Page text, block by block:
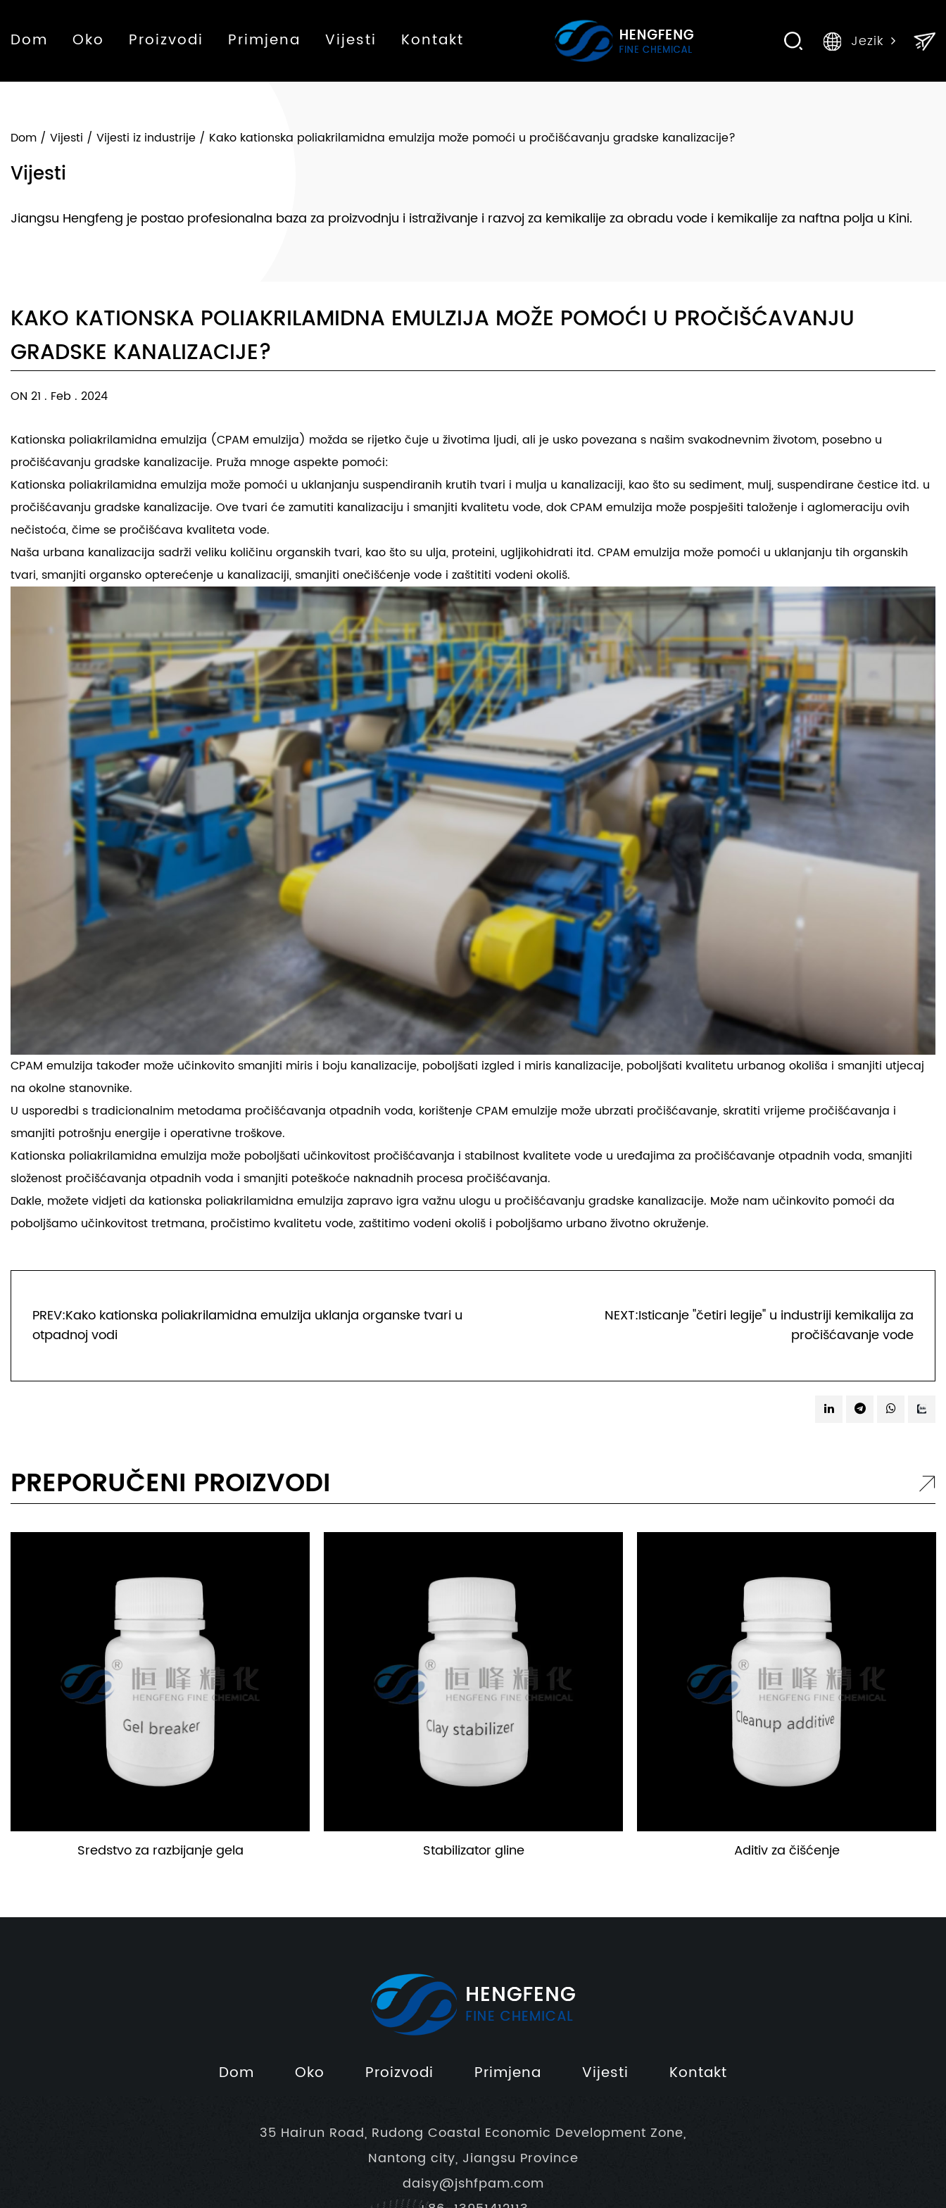
Dom Oko Proizvodi Primjena Vijesti Kontakt Jezik
Dom / Vijesti / Vijesti iz industrije / Kako kationska poliakrilamidna emulzija može pomoći u pročišćavanju gradske kanalizacije?
Vijesti
Jiangsu Hengfeng je postao profesionalna baza za proizvodnju i istraživanje i razvoj za kemikalije za obradu vode i kemikalije za naftna polja u Kini.
KAKO KATIONSKA POLIAKRILAMIDNA EMULZIJA MOŽE POMOĆI U PROČIŠĆAVANJU
GRADSKE KANALIZACIJE?
ON 21 . Feb . 2024
Kationska poliakrilamidna emulzija (CPAM emulzija) možda se rijetko čuje u životima ljudi, ali je usko povezana s našim svakodnevnim životom, posebno u
pročišćavanju gradske kanalizacije. Pruža mnoge aspekte pomoći:
Kationska poliakrilamidna emulzija može pomoći u uklanjanju suspendiranih krutih tvari i mulja u kanalizaciji, kao što su sediment, mulj, suspendirane čestice itd. u
pročišćavanju gradske kanalizacije. Ove tvari će zamutiti kanalizaciju i smanjiti kvalitetu vode, dok CPAM emulzija može pospješiti taloženje i aglomeraciju ovih
nečistoća, čime se pročišćava kvaliteta vode.
Naša urbana kanalizacija sadrži veliku količinu organskih tvari, kao što su ulja, proteini, ugljikohidrati itd. CPAM emulzija može pomoći u uklanjanju tih organskih
tvari, smanjiti organsko opterećenje u kanalizaciji, smanjiti onečišćenje vode i zaštititi vodeni okoliš.
CPAM emulzija također može učinkovito smanjiti miris i boju kanalizacije, poboljšati izgled i miris kanalizacije, poboljšati kvalitetu urbanog okoliša i smanjiti utjecaj
na okolne stanovnike.
U usporedbi s tradicionalnim metodama pročišćavanja otpadnih voda, korištenje CPAM emulzije može ubrzati pročišćavanje, skratiti vrijeme pročišćavanja i
smanjiti potrošnju energije i operativne troškove.
Kationska poliakrilamidna emulzija može poboljšati učinkovitost pročišćavanja i stabilnost kvalitete vode u uređajima za pročišćavanje otpadnih voda, smanjiti
složenost pročišćavanja otpadnih voda i smanjiti poteškoće naknadnih procesa pročišćavanja.
Dakle, možete vidjeti da kationska poliakrilamidna emulzija zapravo igra važnu ulogu u pročišćavanju gradske kanalizacije. Može nam učinkovito pomoći da
poboljšamo učinkovitost tretmana, pročistimo kvalitetu vode, zaštitimo vodeni okoliš i poboljšamo urbano životno okruženje.
PREV:Kako kationska poliakrilamidna emulzija uklanja organske tvari u
otpadnoj vodi
NEXT:Isticanje "četiri legije" u industriji kemikalija za
pročišćavanje vode
PREPORUČENI PROIZVODI
Stabilizator gline Aditiv za čišćenje Kisela emulzija za frakturiranje
Dom Oko Proizvodi Primjena Vijesti Kontakt
35 Hairun Road, Rudong Coastal Economic Development Zone,
Nantong city, Jiangsu Province
daisy@jshfpam.com